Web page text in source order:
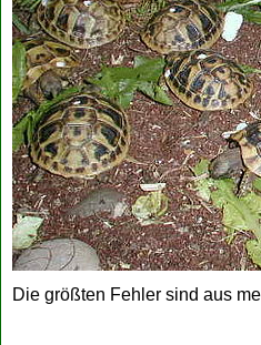
Die größten Fehler sind aus